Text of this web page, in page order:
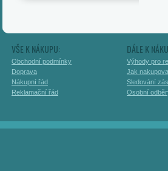
VŠE K NÁKUPU:
Obchodní podmínky
Doprava
Nákupní řád
Reklamační řád
DÁLE K
Výhody pro
Jak
Sledování
Osobní